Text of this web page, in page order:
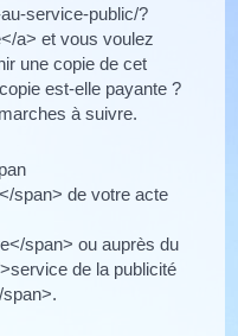
service-public/?
a> et vous voulez
une copie de cet
est-elle payante ?
à suivre.
span> de votre acte
span> ou auprès du
de la publicité